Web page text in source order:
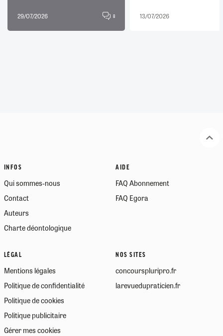
29/07/2026 8 13/07/2026
INFOS
Qui sommes-nous
Contact
Auteurs
Charte déontologique
AIDE
FAQ Abonnement
FAQ Egora
LÉGAL
Mentions légales
Politique de confidentialité
Politique de cookies
Politique publicitaire
Gérer mes cookies
NOS SITES
concourspluripro.fr
larevuedupraticien.fr